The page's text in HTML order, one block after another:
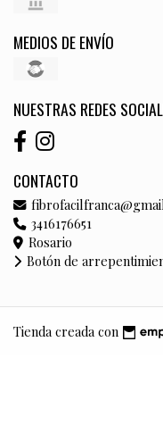
MEDIOS DE ENVÍO
NUESTRAS REDES
CONTACTO
3416176651
Rosario
Botón de
Tienda creada con